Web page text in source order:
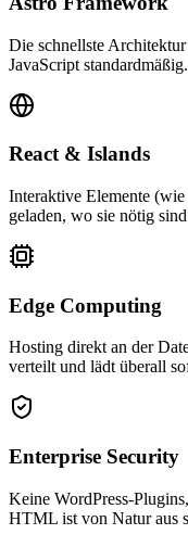
Die schnellste
JavaScript standardmäßig.
React & Islands
Interaktive Elemente
geladen, wo sie nötig
Edge Computing
Hosting direkt an der
verteilt und lädt überall
Enterprise Security
Keine WordPress-
HTML ist von Natur aus